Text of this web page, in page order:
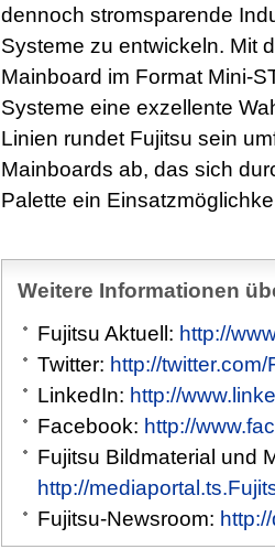
dennoch stromsparende
Systeme zu entwickeln. Mit
Mainboard im Format Mini-
Systeme eine exzellente
Linien rundet Fujitsu sein
Mainboards ab, das sich
Palette ein
Weitere Informationen
Fujitsu Aktuell: http://
Twitter: http://
LinkedIn: http://
Facebook: http://
Fujitsu Bildmaterial und
http://
Fujitsu-Newsroom: